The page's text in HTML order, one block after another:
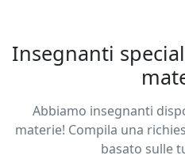
Insegnanti
Abbiamo insegnanti
materie! Compila una
basato sulle